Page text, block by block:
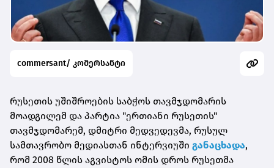
commersant/ კომერსანტი
რუსეთის უშიშროების საბჭოს თავმჯდომარის
მოადგილემ და პარტია "ერთიანი რუსეთის"
თავმჯდომარემ, დმიტრი მედვედევმა, რუსულ
სამთავრობო მედიასთან ინტერვიუში განაცხადა,
რომ 2008 წლის აგვისტოს ომის დროს რუსეთმა